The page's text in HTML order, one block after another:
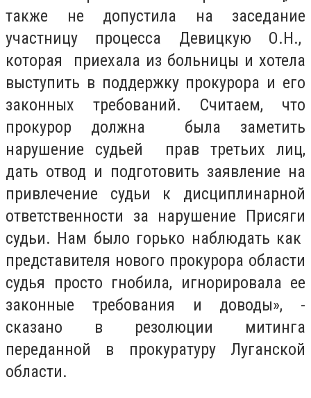
также не допустила на заседание
участницу процесса Девицкую О.Н.,
которая приехала из больницы и хотела
выступить в поддержку прокурора и его
законных требований. Считаем, что
прокурор должна была заметить
нарушение судьей прав третьих лиц,
дать отвод и подготовить заявление на
привлечение судьи к дисциплинарной
ответственности за нарушение Присяги
судьи. Нам было горько наблюдать как
представителя нового прокурора области
судья просто гнобила, игнорировала ее
законные требования и доводы», -
сказано в резолюции митинга
переданной в прокуратуру Луганской
области.